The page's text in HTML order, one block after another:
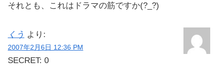
それとも、これはドラマの筋ですか(?_?)
くう より:
2007年2月6日 12:36 PM
SECRET: 0